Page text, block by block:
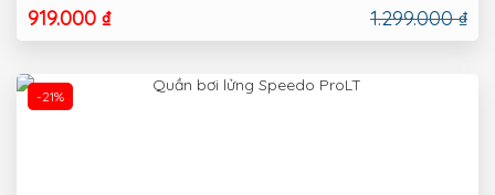
919.000 ₫ 1.299.000 ₫
-21%